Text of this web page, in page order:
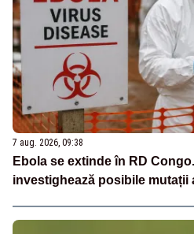
7 aug. 2026, 09:38
Ebola se extinde în RD
investighează posibile mutații